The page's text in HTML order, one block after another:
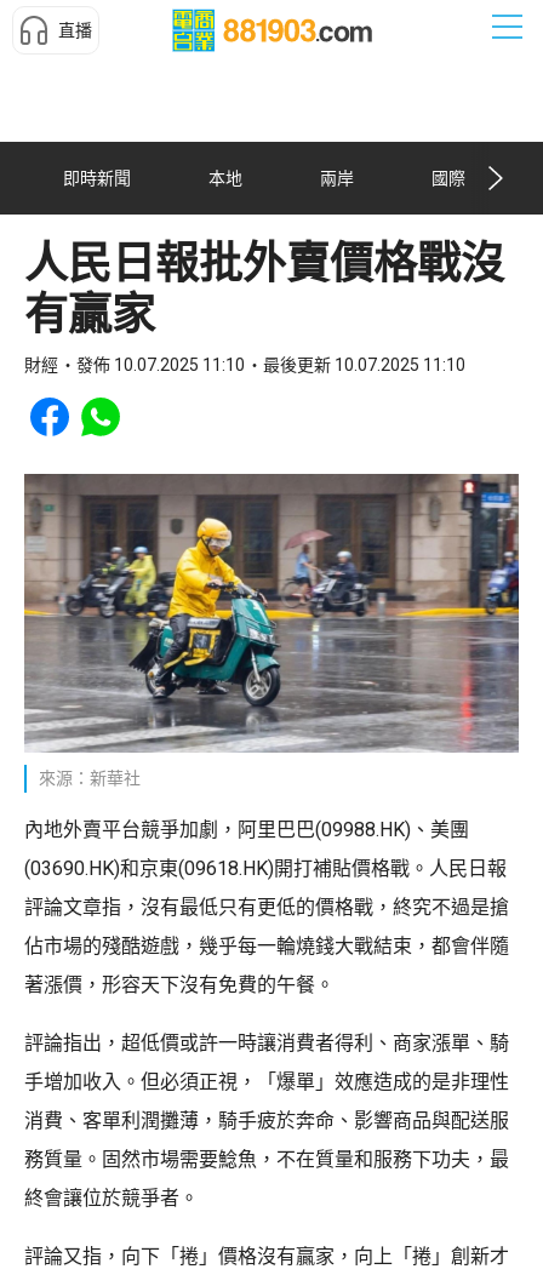
直播
即時新聞 本地 兩岸 國際
人民日報批外賣價格戰沒
有贏家
財經 發佈 10.07.2025 11:10 最後更新 10.07.2025 11:10
Share to Facebook
Share to WhatsApp
來源：新華社
內地外賣平台競爭加劇，阿里巴巴(09988.HK)、美團
(03690.HK)和京東(09618.HK)開打補貼價格戰。人民日報
評論文章指，沒有最低只有更低的價格戰，終究不過是搶
佔市場的殘酷遊戲，幾乎每一輪燒錢大戰結束，都會伴隨
著漲價，形容天下沒有免費的午餐。
評論指出，超低價或許一時讓消費者得利、商家漲單、騎
手增加收入。但必須正視，「爆單」效應造成的是非理性
消費、客單利潤攤薄，騎手疲於奔命、影響商品與配送服
務質量。固然市場需要鯰魚，不在質量和服務下功夫，最
終會讓位於競爭者。
評論又指，向下「捲」價格沒有贏家，向上「捲」創新才